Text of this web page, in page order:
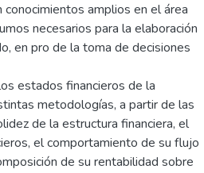
amplios en el área
necesarios para la elaboración
en pro de la toma de decisiones
estados financieros de la
metodologías, a partir de las
de la estructura financiera, el
el comportamiento de su flujo
de su rentabilidad sobre